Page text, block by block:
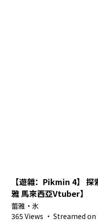
【遊雜：Pikmin 4】
雅 馬來西亞Vtuber】
蕾雅・氷
365 Views · Streamed on